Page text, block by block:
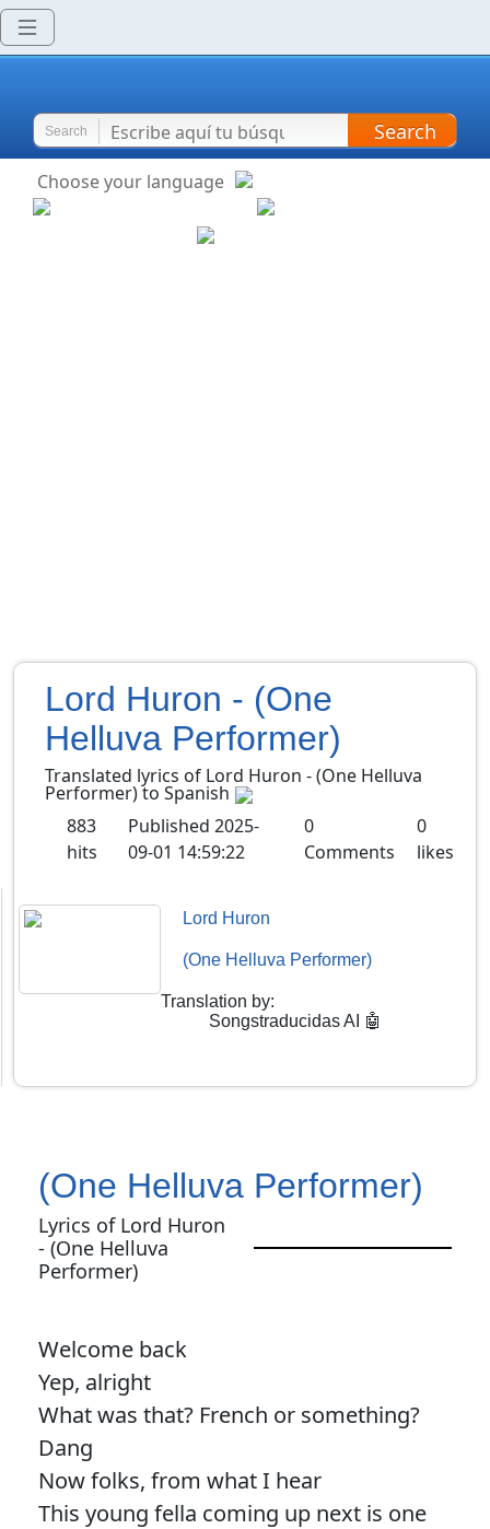
Search Search
Choose your language
Lord Huron - (One
Helluva Performer)
Translated lyrics of Lord Huron - (One Helluva
Performer) to Spanish
883
hits
Published 2025-
09-01 14:59:22
0
Comments
0
likes
Lord Huron
(One Helluva Performer)
Translation by:
Songstraducidas AI 🤖
(One Helluva Performer)
Lyrics of Lord Huron
- (One Helluva
Performer)
Welcome back
Yep, alright
What was that? French or something?
Dang
Now folks, from what I hear
This young fella coming up next is one